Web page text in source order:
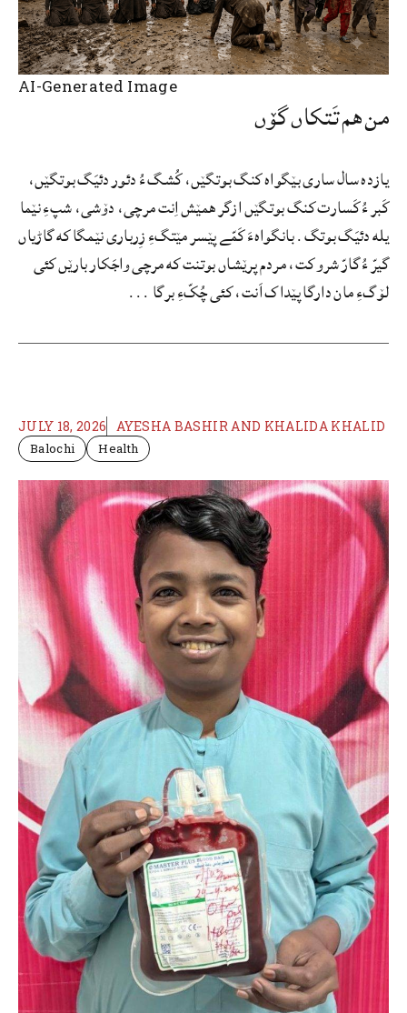
AI-Generated Image
من هم تَتکاں گۆں
یازده سال ساری بێگواه کنگ بوتگێں، کُشگ ءُ دئور دئیَگ بوتگێں،
کَبر ءُ کَسارت کنگ بوتگێں ازگر همێش اِنت مرچی، دۆشی، شپءِ نێما
یله دئیَگ بوتگ. بانگواهءَ کَمّے پێسر مێتگءِ زِرباری نێمگا که گاڑیاں
گیرّ ءُ گارّ شرو کت، مردم پرێشاں بوتنت که مرچی واجَکار بارێں کئی
لۆگءِ مان دارگا پێداک اَنت، کئی چُکّءِ برگا ...
JULY 18, 2026 AYESHA BASHIR AND KHALIDA KHALID
Balochi Health